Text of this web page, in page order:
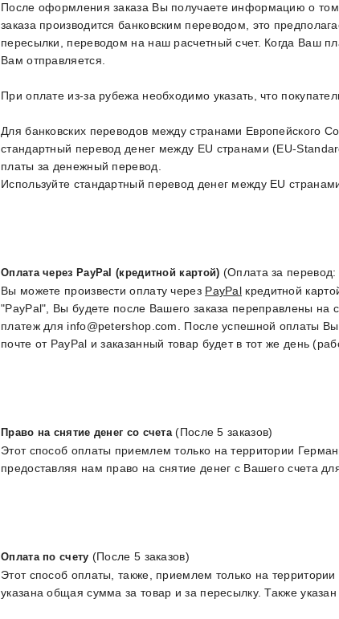
После оформления заказа Вы получаете информацию о
заказа производится банковским переводом, это
пересылки, переводом на наш расчетный счет. Когда Ваш
Вам отправляется.
При оплате из-за рубежа необходимо указать, что
Для банковских переводов между странами Европейского
стандартный перевод денег между EU странами (EU-
платы за денежный перевод.
Используйте стандартный перевод денег между EU
Оплата через PayPal (кредитной картой) (Оплата за перевод:
Вы можете произвести оплату через PayPal кредитной
"PayPal", Вы будете после Вашего заказа переправлены на
платеж для info@petershop.com. После успешной оплаты
почте от PayPal и заказанный товар будет в тот же день
Право на снятие денег со счета (После 5 заказов)
Этот способ оплаты приемлем только на территории
предоставляя нам право на снятие денег с Вашего счета
Оплата по счету (После 5 заказов)
Этот способ оплаты, также, приемлем только на
указана общая сумма за товар и за пересылку. Также